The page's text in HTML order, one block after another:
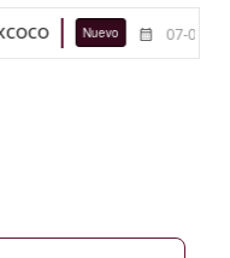
Nuevo 07-08-26